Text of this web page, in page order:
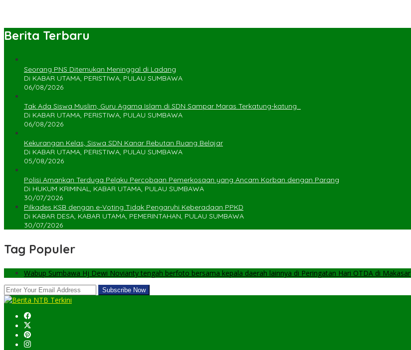
Berita Terbaru
Seorang PNS Ditemukan Meninggal di Ladang
Di KABAR UTAMA, PERISTIWA, PULAU SUMBAWA
06/08/2026
Tak Ada Siswa Muslim, Guru Agama Islam di SDN Sampar Maras Terkatung-katung ‎
Di KABAR UTAMA, PERISTIWA, PULAU SUMBAWA
06/08/2026
Kekurangan Kelas, Siswa SDN Kanar Rebutan Ruang Belajar
Di KABAR UTAMA, PERISTIWA, PULAU SUMBAWA
05/08/2026
Polisi Amankan Terduga Pelaku Percobaan Pemerkosaan yang Ancam Korban dengan Parang
Di HUKUM KRIMINAL, KABAR UTAMA, PULAU SUMBAWA
30/07/2026
Pilkades KSB dengan e-Voting Tidak Pengaruhi Keberadaan PPKD
Di KABAR DESA, KABAR UTAMA, PEMERINTAHAN, PULAU SUMBAWA
30/07/2026
Tag Populer
Wabup Sumbawa Hj Dewi Novianty tengah berfoto bersama kepala daerah lainnya di Peringatan Hari OTDA di Makasar